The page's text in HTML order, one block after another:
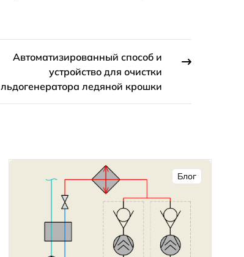
Автоматизированный способ и
устройство для очистки
льдогенератора ледяной крошки
Блог